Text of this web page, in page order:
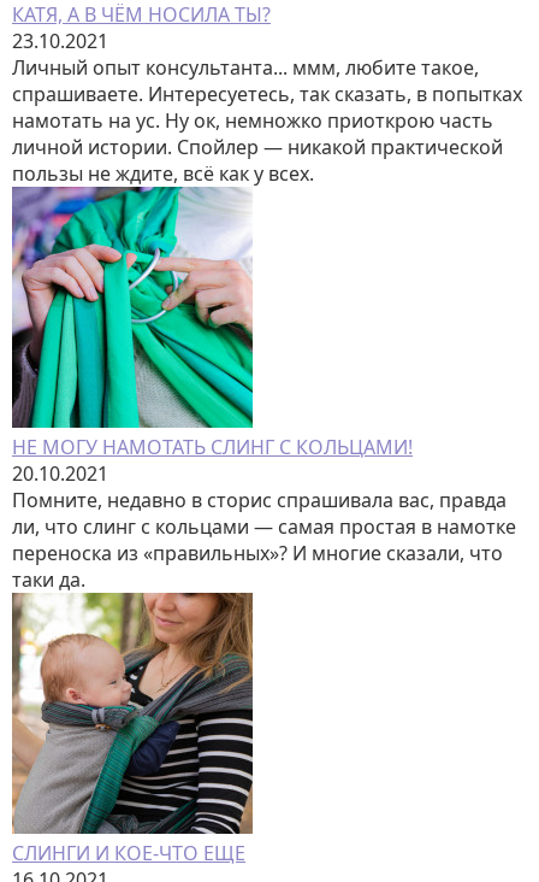
КАТЯ, А В ЧЁМ НОСИЛА ТЫ?
23.10.2021
Личный опыт консультанта... ммм, любите такое,
спрашиваете. Интересуетесь, так сказать, в попытках
намотать на ус. Ну ок, немножко приоткрою часть
личной истории. Спойлер — никакой практической
пользы не ждите, всё как у всех.
НЕ МОГУ НАМОТАТЬ СЛИНГ С КОЛЬЦАМИ!
20.10.2021
Помните, недавно в сторис спрашивала вас, правда
ли, что слинг с кольцами — самая простая в намотке
переноска из «правильных»? И многие сказали, что
таки да.
СЛИНГИ И КОЕ-ЧТО ЕЩЕ